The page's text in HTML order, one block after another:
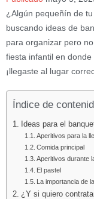
¿Algún pequeñín de
buscando ideas de
para organizar pero
fiesta infantil en
¡llegaste al lugar
Índice de
Ideas para el
Aperitivos para la
Comida principal
Aperitivos durante
El pastel
La importancia de
¿Y si quiero